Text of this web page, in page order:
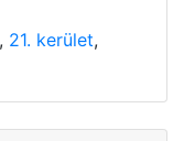
, 21. kerület,